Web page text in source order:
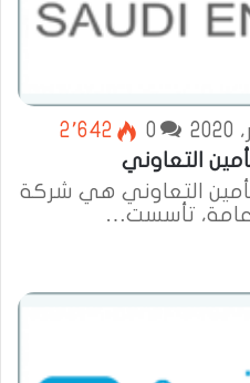
0
2٬642
التعاوني
التعاوني هي شركة
تأسست…